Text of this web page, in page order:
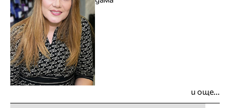
и още...